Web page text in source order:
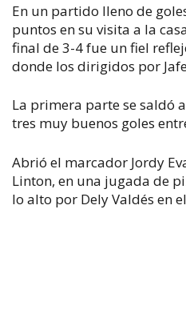
En un partido lleno de
puntos en su visita a la
final de 3-4 fue un fiel
donde los dirigidos por
La primera parte se saldó
tres muy buenos goles
Abrió el marcador Jordy
Linton, en una jugada de
lo alto por Dely Valdés en